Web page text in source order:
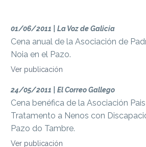
01/06/2011 | La Voz de Galicia
Cena anual de la Asociación de
Noia en el Pazo.
Ver publicación
24/05/2011 | El Correo Gallego
Cena benéfica de la Asociación
Tratamento a Nenos con
Pazo do Tambre.
Ver publicación